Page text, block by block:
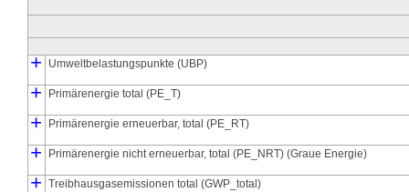
+ Umweltbelastungspunkte (UBP)
┣ Umweltbelastungspunkte Herstellung (UBP_pro)
┗ Umweltbelastungspunkte Entsorgung (UBP_dis)
+ Primärenergie total (PE_T)
┣ Primärenergie Herstellung (PE_pro)
┃ ┣ Primärenergie Herstellung, energetisch genutzt (PE_E_pro)
┃ ┗ Primärenergie Herstellung, stofflich gebunden (PE_M_pro)
┗ Primärenergie Entsorgung (PE_dis)
+ Primärenergie erneuerbar, total (PE_RT)
┣ Primärenergie erneuerbar Herstellung total (PE_RT_pro)
┃ ┣ Primärenergie erneuerbar Herstellung, energetisch genutzt
┃ ┗ Primärenergie erneuerbar Herstellung, stofflich gebunden
┗ Primärenergie erneuerbar Entsorgung (PE_RT_dis)
+ Primärenergie nicht erneuerbar, total (PE_NRT) (Graue Energie)
┣ Primärenergie nicht erneuerbar Herstellung (PE_NRT_pro)
┃ ┣ Primärenergie nicht erneuerbar Herstellung, energetisch genutzt
┃ ┗ Primärenergie nicht erneuerbar Herstellung, stofflich gebunden
┗ Primärenergie nicht erneuerbar Entsorgung (PE_NRT_dis)
+ Treibhausgasemissionen total (GWP_total)